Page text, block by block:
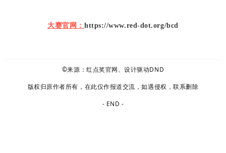
大赛官网：https://www.red-dot.org/bcd
©来源：红点奖官网、设计驱动DND
版权归原作者所有，在此仅作报道交流，如遇侵权，联系删除
- END -